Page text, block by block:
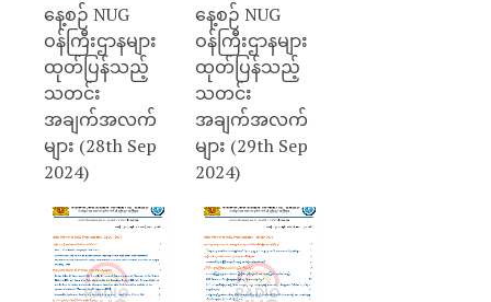
နေ့စဉ် NUG
ဝန်ကြီးဌာနများ
ထုတ်ပြန်သည့်
သတင်း
အချက်အလက်
များ (28th Sep
2024)
နေ့စဉ် NUG
ဝန်ကြီးဌာနများ
ထုတ်ပြန်သည့်
သတင်း
အချက်အလက်
များ (29th Sep
2024)